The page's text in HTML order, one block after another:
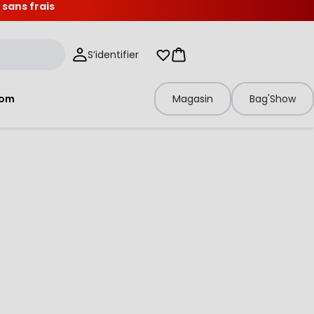
sans frais
S’identifier Mes listes d'envies
Panier
Magasin Bag'Show